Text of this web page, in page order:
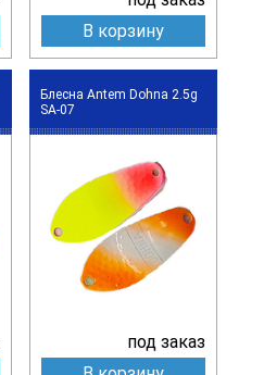
В корзину
Блесна Antem Dohna 2.5g
SA-07
под заказ